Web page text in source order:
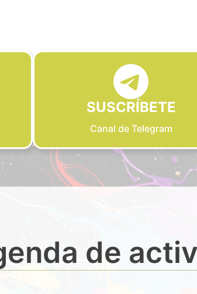
SUSCRÍBETE
Canal de Telegram
de